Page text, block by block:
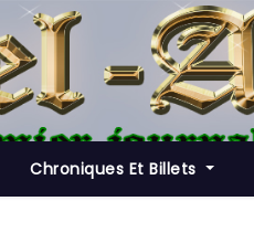
Chroniques Et Billets